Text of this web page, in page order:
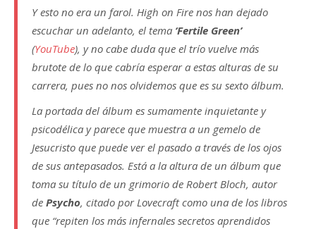
Y esto no era un farol. High on Fire nos han dejado
escuchar un adelanto, el tema ‘Fertile Green’
(YouTube), y no cabe duda que el trío vuelve más
brutote de lo que cabría esperar a estas alturas de su
carrera, pues no nos olvidemos que es su sexto álbum.
La portada del álbum es sumamente inquietante y
psicodélica y parece que muestra a un gemelo de
Jesucristo que puede ver el pasado a través de los ojos
de sus antepasados. Está a la altura de un álbum que
toma su título de un grimorio de Robert Bloch, autor
de Psycho, citado por Lovecraft como una de los libros
que “repiten los más infernales secretos aprendidos